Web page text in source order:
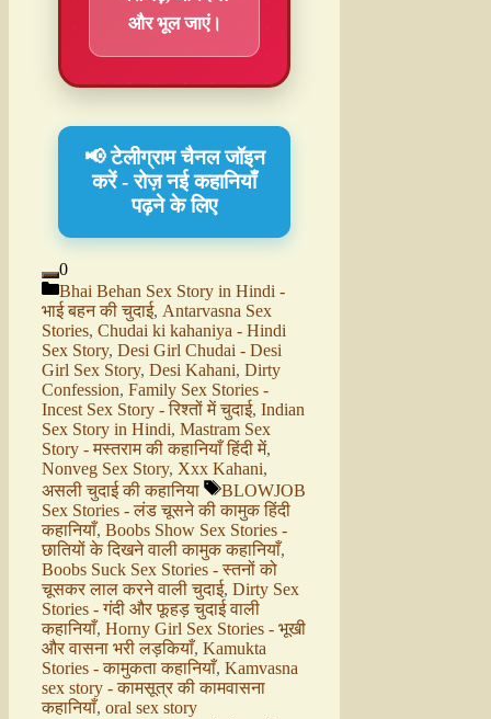
और भूल जाएं।
📢 टेलीग्राम चैनल जॉइन
करें - रोज़ नई कहानियाँ
पढ़ने के लिए
0
Bhai Behan Sex Story in Hindi -
भाई बहन की चुदाई, Antarvasna Sex
Stories, Chudai ki kahaniya - Hindi
Sex Story, Desi Girl Chudai - Desi
Girl Sex Story, Desi Kahani, Dirty
Confession, Family Sex Stories -
Incest Sex Story - रिश्तों में चुदाई, Indian
Sex Story in Hindi, Mastram Sex
Story - मस्तराम की कहानियाँ हिंदी में,
Nonveg Sex Story, Xxx Kahani,
असली चुदाई की कहानिया
BLOWJOB
Sex Stories - लंड चूसने की कामुक हिंदी
कहानियाँ, Boobs Show Sex Stories -
छातियों के दिखने वाली कामुक कहानियाँ,
Boobs Suck Sex Stories - स्तनों को
चूसकर लाल करने वाली चुदाई, Dirty Sex
Stories - गंदी और फूहड़ चुदाई वाली
कहानियाँ, Horny Girl Sex Stories - भूखी
और वासना भरी लड़कियाँ, Kamukta
Stories - कामुकता कहानियाँ, Kamvasna
sex story - कामसूत्र की कामवासना
कहानियाँ, oral sex story